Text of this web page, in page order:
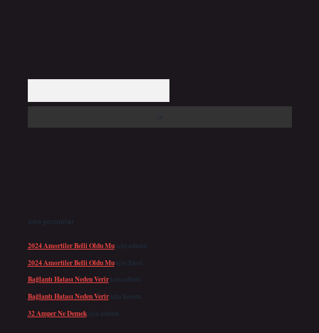
Son yorumlar
2024 Amortiler Belli Oldu Muiçin admin
2024 Amortiler Belli Oldu Muiçin Emel
Bağlantı Hatası Neden Veririçin admin
Bağlantı Hatası Neden Veririçin Kerem
32 Amper Ne Demekiçin admin